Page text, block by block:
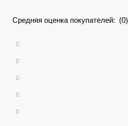
Средняя оценка покупателей: (0)
0
0
0
0
0